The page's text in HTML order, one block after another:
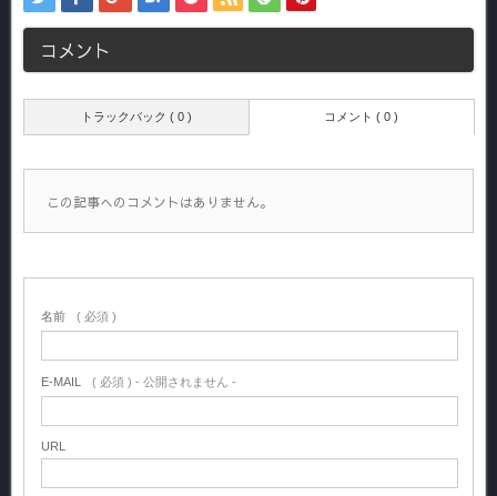
コメント
トラックバック ( 0 ) コメント ( 0 )
この記事へのコメントはありません。
名前 ( 必須 )
E-MAIL ( 必須 ) - 公開されません -
URL